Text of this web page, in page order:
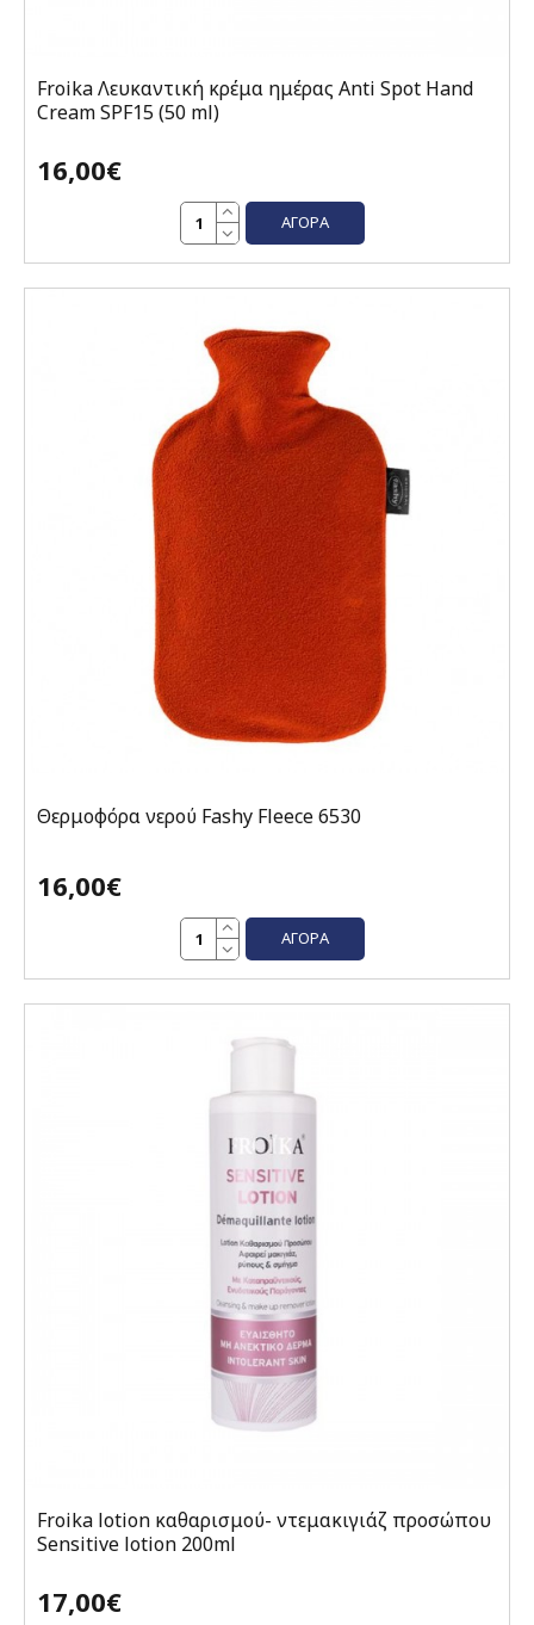
Froika Λευκαντική κρέμα ημέρας Anti Spot Hand
Cream SPF15 (50 ml)
16,00€
ΑΓΟΡΆ
Θερμοφόρα νερού Fashy Fleece 6530
16,00€
ΑΓΟΡΆ
Froika lotion καθαρισμού- ντεμακιγιάζ προσώπου
Sensitive lotion 200ml
17,00€